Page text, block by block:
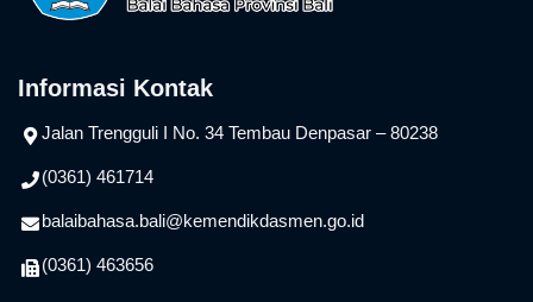
Informasi Kontak
Jalan Trengguli I No. 34 Tembau Denpasar – 80238
(0361) 461714
balaibahasa.bali@kemendikdasmen.go.id
(0361) 463656